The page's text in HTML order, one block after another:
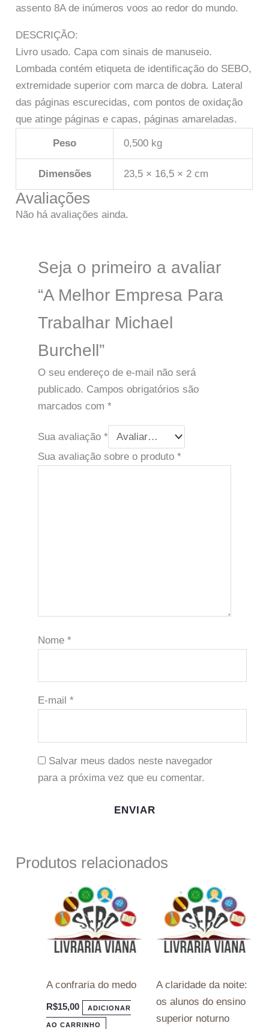
assento 8A de inúmeros voos ao redor do mundo.
DESCRIÇÃO:
Livro usado. Capa com sinais de manuseio.
Lombada contém etiqueta de identificação do SEBO,
extremidade superior com marca de dobra. Lateral
das páginas escurecidas, com pontos de oxidação
que atinge páginas e capas, páginas amareladas.
Peso 0,500 kg
Dimensões 23,5 × 16,5 × 2 cm
Avaliações
Não há avaliações ainda.
Seja o primeiro a avaliar
“A Melhor Empresa Para
Trabalhar Michael
Burchell”
O seu endereço de e-mail não será
publicado. Campos obrigatórios são
marcados com *
Sua avaliação *
Sua avaliação sobre o produto *
Nome *
E-mail *
Salvar meus dados neste navegador
para a próxima vez que eu comentar.
Produtos relacionados
A confraria do medo
R$15,00 ADICIONAR
AO CARRINHO
A claridade da noite:
os alunos do ensino
superior noturno